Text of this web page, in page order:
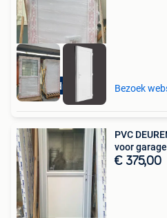
Buitendraaiend Bezoek
PVC
voor
€ 375,00